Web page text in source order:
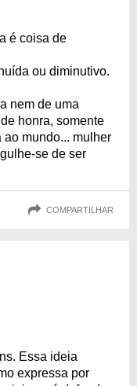
é coisa de
ou diminutivo.
nem de uma
honra, somente
ao mundo... mulher
se de ser
COMPARTILHAR
Essa ideia
expressa por